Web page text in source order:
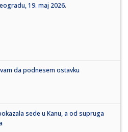
19. maj 2026.
da podnesem ostavku
sede u Kanu, a od supruga